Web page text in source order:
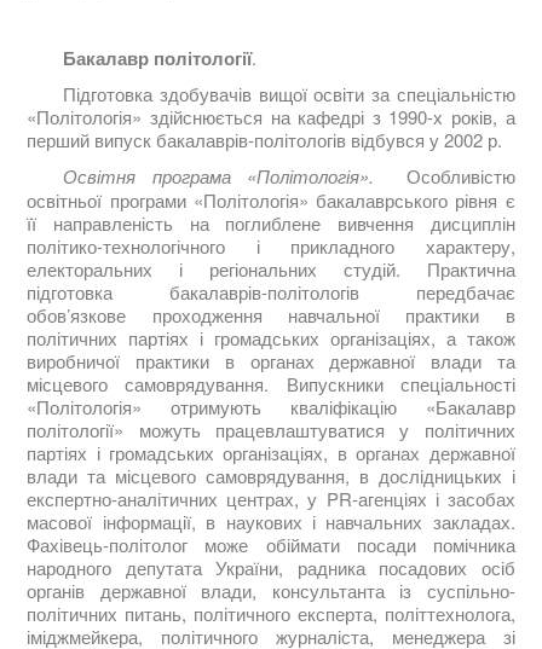
Бакалавр політології.
Підготовка здобувачів вищої освіти за спеціальністю
«Політологія» здійснюється на кафедрі з 1990-х років, а
перший випуск бакалаврів-політологів відбувся у 2002 р.
Освітня програма «Політологія».
Особливістю
освітньої програми «Політологія» бакалаврського рівня є
її направленість на поглиблене вивчення дисциплін
політико-технологічного і прикладного характеру,
електоральних і регіональних студій. Практична
підготовка бакалаврів-політологів передбачає
обов’язкове проходження навчальної практики в
політичних партіях і громадських організаціях, а також
виробничої практики в органах державної влади та
місцевого самоврядування. Випускники спеціальності
«Політологія» отримують кваліфікацію «Бакалавр
політології» можуть працевлаштуватися у політичних
партіях і громадських організаціях, в органах державної
влади та місцевого самоврядування, в дослідницьких і
експертно-аналітичних центрах, у PR-агенціях і засобах
масової інформації, в наукових і навчальних закладах.
Фахівець-політолог може обіймати посади помічника
народного депутата України, радника посадових осіб
органів державної влади, консультанта із суспільно-
політичних питань, політичного експерта, політтехнолога,
іміджмейкера, політичного журналіста, менеджера зі